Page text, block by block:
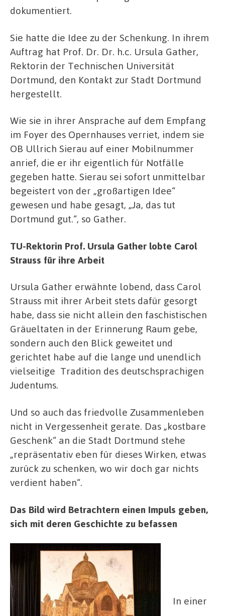
dokumentiert.
Sie hatte die Idee zu der Schenkung. In ihrem
Auftrag hat Prof. Dr. Dr. h.c. Ursula Gather,
Rektorin der Technischen Universität
Dortmund, den Kontakt zur Stadt Dortmund
hergestellt.
Wie sie in ihrer Ansprache auf dem Empfang
im Foyer des Opernhauses verriet, indem sie
OB Ullrich Sierau auf einer Mobilnummer
anrief, die er ihr eigentlich für Notfälle
gegeben hatte. Sierau sei sofort unmittelbar
begeistert von der „großartigen Idee“
gewesen und habe gesagt, „Ja, das tut
Dortmund gut.“, so Gather.
TU-Rektorin Prof. Ursula Gather lobte Carol
Strauss für ihre Arbeit
Ursula Gather erwähnte lobend, dass Carol
Strauss mit ihrer Arbeit stets dafür gesorgt
habe, dass sie nicht allein den faschistischen
Gräueltaten in der Erinnerung Raum gebe,
sondern auch den Blick geweitet und
gerichtet habe auf die lange und unendlich
vielseitige Tradition des deutschsprachigen
Judentums.
Und so auch das friedvolle Zusammenleben
nicht in Vergessenheit gerate. Das „kostbare
Geschenk“ an die Stadt Dortmund stehe
„repräsentativ eben für dieses Wirken, etwas
zurück zu schenken, wo wir doch gar nichts
verdient haben“.
Das Bild wird Betrachtern einen Impuls geben,
sich mit deren Geschichte zu befassen
In einer